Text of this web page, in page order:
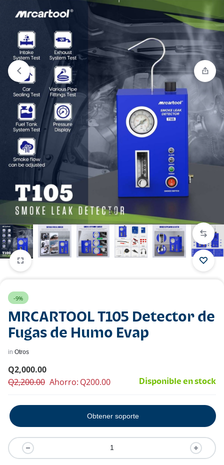
Ver lista de deseos
“Escaner transporte pesado V5hd
Ancel” has been added to your wishlist
1/6
-9%
MRCARTOOL T105 Detector de
Fugas de Humo Evap
in Otros
Q2,000.00
Q2,200.00 Ahorro: Q200.00 Disponible en stock
Obtener soporte